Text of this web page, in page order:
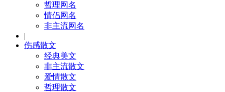
哲理网名
情侣网名
非主流网名
|
伤感散文
经典美文
非主流散文
爱情散文
哲理散文